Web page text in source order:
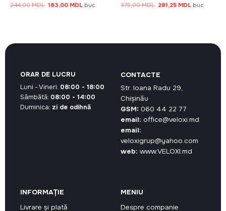
244,00MDL Prețul
inițial
183,00 MDLPrețul
buc
375,00MDL Prețul
inițial
281,25 MDLPrețul
buc
CONTACTE
Str. Ioana Radu 29,
Chișinău
GSM: 060 44 22 77
email: office@veloxi.md
email:
veloxigrup@yahoo.com
web: www.VELOXI.md
INFORMAȚIE
Livrare și plată
MENIU
Despre companie
ORAR DE LUCRU
Luni - Vineri: 08:00 - 18:00
Sâmbătă: 08:00 - 14:00
Duminica: zi de odihnă